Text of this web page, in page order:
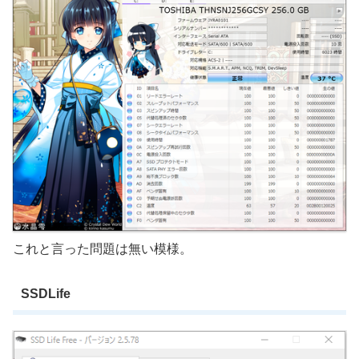
これと言った問題は無い模様。
SSDLife